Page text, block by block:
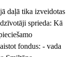
daļā tika izveidotas
sprieda: Kā
fondus: - vada